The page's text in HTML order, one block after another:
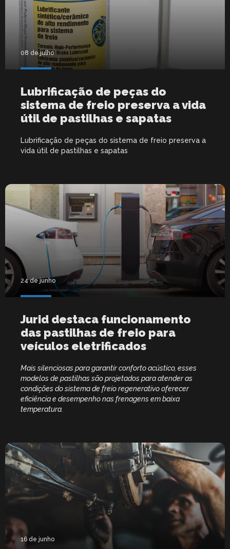
08 de julho
Lubrificação de peças do
sistema de freio preserva a vida
útil de pastilhas e sapatas
Lubrificação de peças do sistema de freio preserva a
vida útil de pastilhas e sapatas
24 de junho
Jurid destaca funcionamento
das pastilhas de freio para
veículos eletrificados
Mais silenciosas para garantir conforto acústico, esses
modelos de pastilhas são projetados para atender as
condições do sistema de freio regenerativo oferecer
eficiência e desempenho nas frenagens em baixa
temperatura.
16 de junho